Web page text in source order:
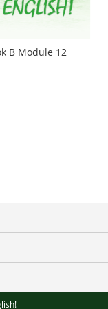
B Module 12